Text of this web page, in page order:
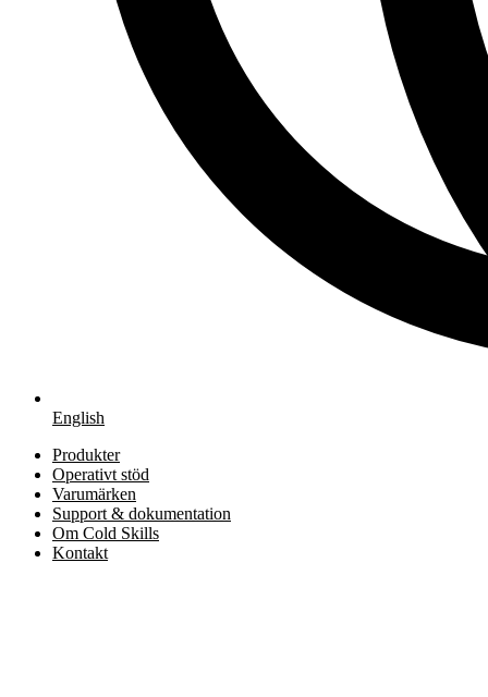
English
Produkter
Operativt stöd
Varumärken
Support & dokumentation
Om Cold Skills
Kontakt